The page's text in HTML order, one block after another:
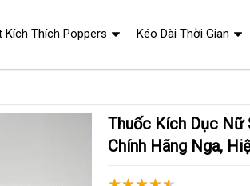
Thuốc Kích Dục Nữ Supper D Dạng Nước – Hàng
Chính Hãng Nga,
Kích Thích Poppers Kéo Dài Thời Gian